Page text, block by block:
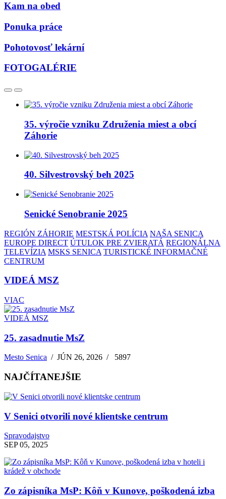
Kam na obed
Ponuka práce
Pohotovosť lekární
FOTOGALÉRIE
35. výročie vzniku Združenia miest a obcí
Záhorie
40. Silvestrovský beh 2025
Senické Senobranie 2025
REGIÓN ZÁHORIE MESTSKÁ POLÍCIA NAŠA SENICA
EUROPE DIRECT ÚTULOK PRE ZVIERATÁ REGIONÁLNA
TELEVÍZIA MSKS SENICA TURISTICKÉ INFORMAČNÉ
CENTRUM
VIDEÁ MSZ
VIAC
VIDEÁ MSZ
25. zasadnutie MsZ
Mesto Senica /JÚN 26, 2026 / 5897
NAJČÍTANEJŠIE
V Senici otvorili nové klientske centrum
Spravodajstvo
SEP 05, 2025
Zo zápisníka MsP: Kôň v Kunove, poškodená izba